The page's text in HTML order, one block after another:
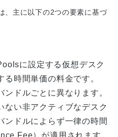
、主に以下の2つの要素に基づ
に設定する仮想デスク
る時間単価の料金です。
ンドルごとに異なります。
ない非アクティブなデスク
ンドルによらず一律の時間